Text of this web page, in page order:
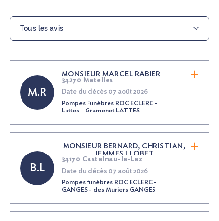
M.R
MONSIEUR MARCEL RABIER
34270 Matelles
Date du décès 07 août 2026
Pompes Funèbres ROC ECLERC -
Lattes - Gramenet LATTES
B.L
MONSIEUR BERNARD, CHRISTIAN,
JEMMES LLOBET
34170 Castelnau-le-Lez
Date du décès 07 août 2026
Pompes funèbres ROC ECLERC -
GANGES - des Muriers GANGES